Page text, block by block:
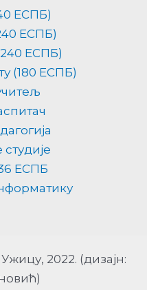
ЕСПБ)
ЕСПБ)
ЕСПБ)
(180 ЕСПБ)
ЕСПБ
2022. (дизајн: